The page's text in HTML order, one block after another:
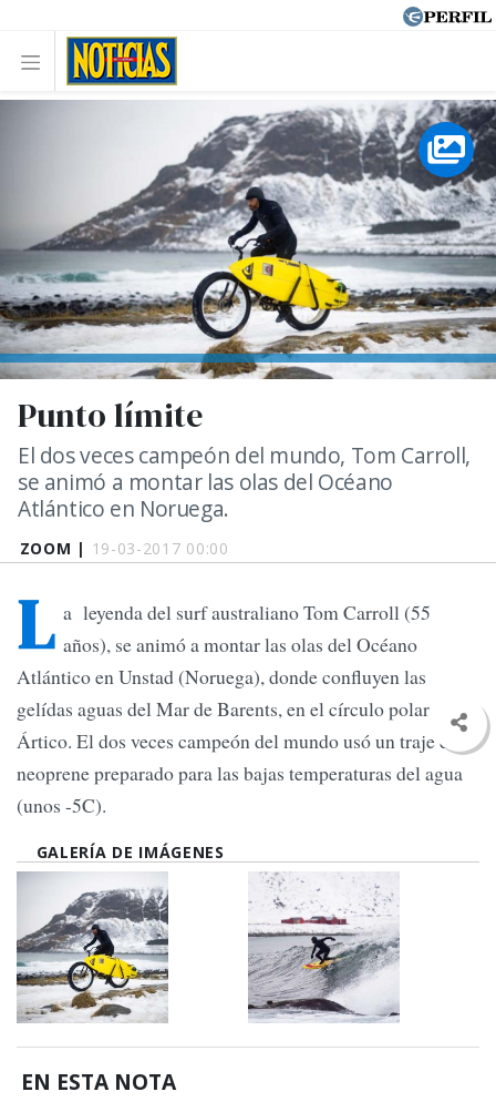
ZOOM | 19-03-2017 00:00
Punto límite
El dos veces campeón del mundo, Tom Carroll,
se animó a montar las olas del Océano
Atlántico en Noruega.
L a leyenda del surf australiano Tom Carroll (55
años), se animó a montar las olas del Océano
Atlántico en Unstad (Noruega), donde confluyen las
gelídas aguas del Mar de Barents, en el círculo polar
Ártico. El dos veces campeón del mundo usó un traje de
neoprene preparado para las bajas temperaturas del agua
(unos -5C).
GALERÍA DE IMÁGENES
EN ESTA NOTA